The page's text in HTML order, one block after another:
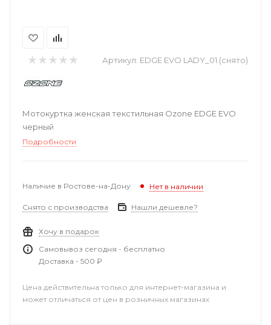
Артикул: EDGE EVO LADY_01 (снято)
Мотокуртка женская текстильная Ozone EDGE EVO
черный
Подробности
Наличие в Ростове-на-Дону Нет в наличии
Снято с производства Нашли дешевле?
Хочу в подарок
Самовывоз сегодня - бесплатно
Доставка - 500 ₽
Цена действительна только для интернет-магазина и
может отличаться от цен в розничных магазинах